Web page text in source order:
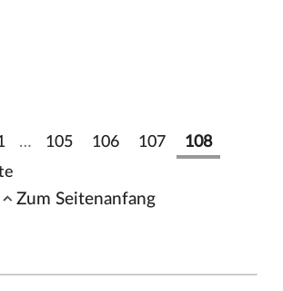
… 105 106 107
108
Zum Seitenanfang